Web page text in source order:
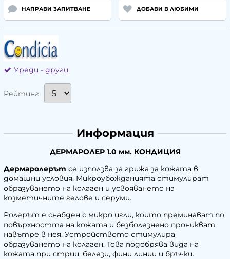
НАПРАВИ ЗАПИТВАНЕ ДОБАВИ В ЛЮБИМИ
Уреди - други
Рейтинг:
Информация
ДЕРМАРОЛЕР 1.0 мм. КОНДИЦИЯ
Дермаролерът се използва за грижа за кожата в
домашни условия. Микроубожданията стимулират
образуването на колаген и усвояването на
козметичните гелове и серуми.
Ролерът е снабден с микро игли, които преминават по
повърхността на кожата и безболезнено проникват
навътре в нея. Устройството стимулира
образуването на колаген. Това подобрява вида на
кожата при стрии, белези, фини линии и бръчки.